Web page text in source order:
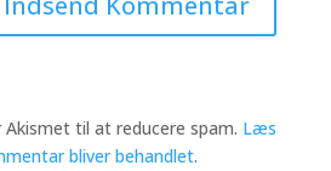
til at reducere spam. Læs
bliver behandlet.